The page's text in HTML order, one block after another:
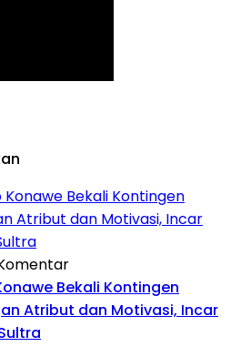
Bekali Kontingen
Atribut dan Motivasi, Incar